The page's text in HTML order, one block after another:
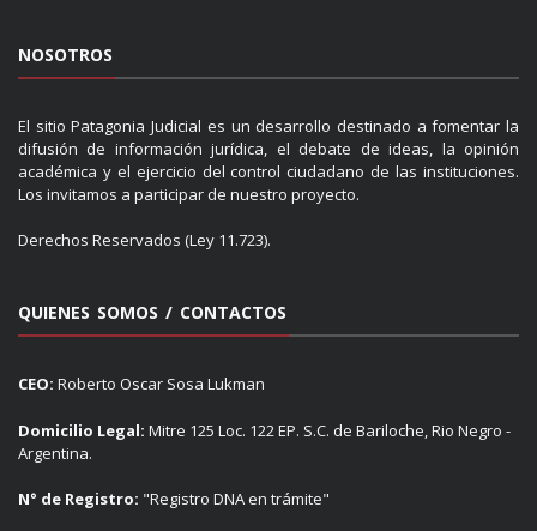
NOSOTROS
El sitio Patagonia Judicial es un desarrollo destinado a fomentar la
difusión de información jurídica, el debate de ideas, la opinión
académica y el ejercicio del control ciudadano de las instituciones.
Los invitamos a participar de nuestro proyecto.
Derechos Reservados (Ley 11.723).
QUIENES SOMOS / CONTACTOS
CEO: Roberto Oscar Sosa Lukman
Domicilio Legal: Mitre 125 Loc. 122 EP. S.C. de Bariloche, Rio Negro -
Argentina.
N° de Registro: "Registro DNA en trámite"